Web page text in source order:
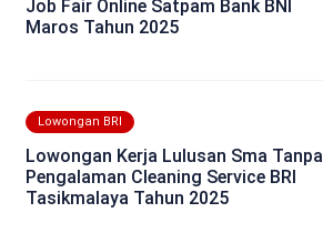
Job Fair Online Satpam Bank BNI
Maros Tahun 2025
Lowongan BRI
Lowongan Kerja Lulusan Sma Tanpa
Pengalaman Cleaning Service BRI
Tasikmalaya Tahun 2025